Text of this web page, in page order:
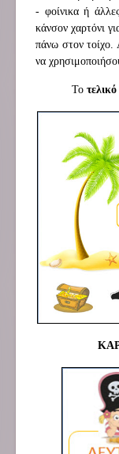
- φοίνικα ή
κάνσον χαρτόνι
πάνω στον τοίχο.
να
Το